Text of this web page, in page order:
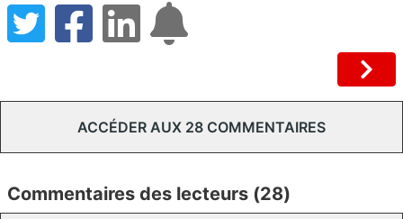
ACCÉDER AUX 28 COMMENTAIRES
Commentaires des lecteurs (28)